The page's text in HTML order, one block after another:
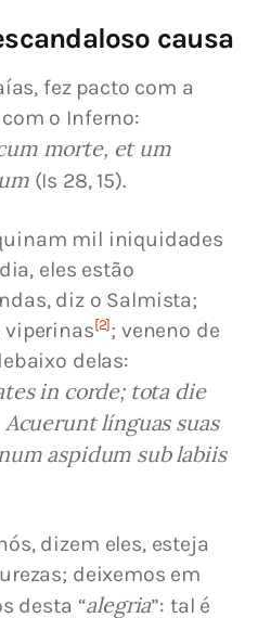
causa
fez pacto com a
o Inferno:
morte, et um
(Is 28, 15).
mil iniquidades
eles estão
diz o Salmista;
[2]; veneno de
delas:
in corde; tota die
línguas suas
aspidum sub labiis
dizem eles, esteja
deixemos em
desta “alegria”: tal é